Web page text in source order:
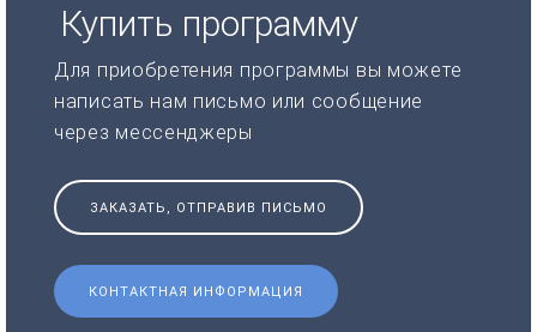
Купить программу
Для приобретения программы вы можете
написать нам письмо или сообщение
через мессенджеры
ЗАКАЗАТЬ, ОТПРАВИВ ПИСЬМО
КОНТАКТНАЯ ИНФОРМАЦИЯ